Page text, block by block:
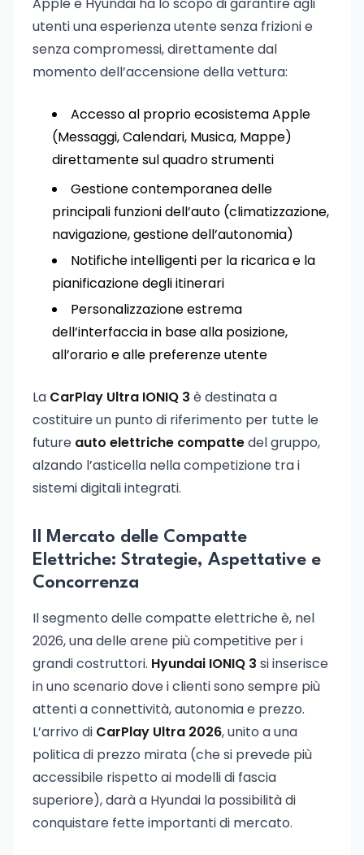
utenti una esperienza utente senza frizioni e
senza compromessi, direttamente dal
momento dell’accensione della vettura:
Accesso al proprio ecosistema Apple
(Messaggi, Calendari, Musica, Mappe)
direttamente sul quadro strumenti
Gestione contemporanea delle
principali funzioni dell’auto (climatizzazione,
navigazione, gestione dell’autonomia)
Notifiche intelligenti per la ricarica e la
pianificazione degli itinerari
Personalizzazione estrema
dell’interfaccia in base alla posizione,
all’orario e alle preferenze utente
La CarPlay Ultra IONIQ 3 è destinata a
costituire un punto di riferimento per tutte le
future auto elettriche compattedel gruppo,
alzando l’asticella nella competizione tra i
sistemi digitali integrati.
Il Mercato delle Compatte
Elettriche: Strategie, Aspettative e
Concorrenza
Il segmento delle compatte elettriche è, nel
2026, una delle arene più competitive per i
grandi costruttori. Hyundai IONIQ 3 si inserisce
in uno scenario dove i clienti sono sempre più
attenti a connettività, autonomia e prezzo.
L’arrivo di CarPlay Ultra 2026, unito a una
politica di prezzo mirata (che si prevede più
accessibile rispetto ai modelli di fascia
superiore), darà a Hyundai la possibilità di
conquistare fette importanti di mercato.